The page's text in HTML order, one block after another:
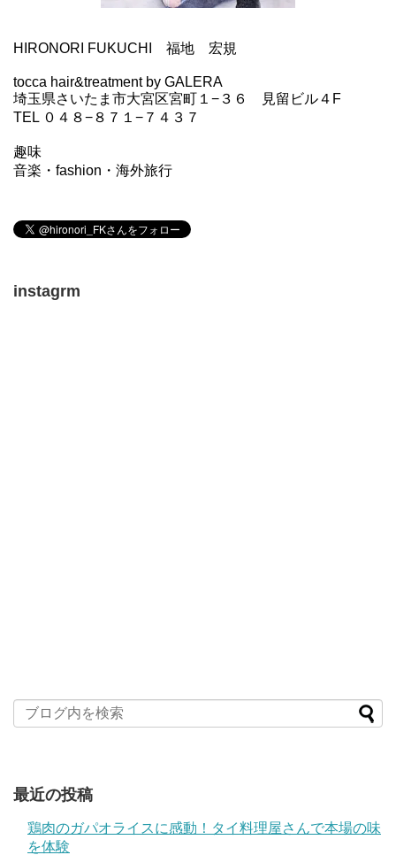
HIRONORI FUKUCHI 福地 宏規
tocca hair&treatment by GALERA
埼玉県さいたま市大宮区宮町１−３６ 見留ビル４F
TEL ０４８−８７１−７４３７
趣味
音楽・fashion・海外旅行
instagrm
最近の投稿
鶏肉のガパオライスに感動！タイ料理屋さんで本場の味
を体験